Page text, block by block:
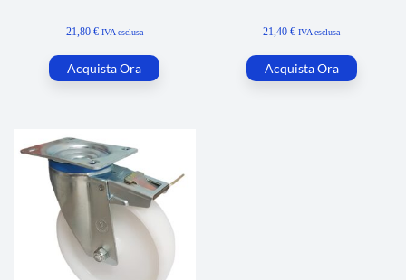
21,80 € IVA esclusa
Acquista Ora
21,40€ IVA esclusa
Acquista Ora